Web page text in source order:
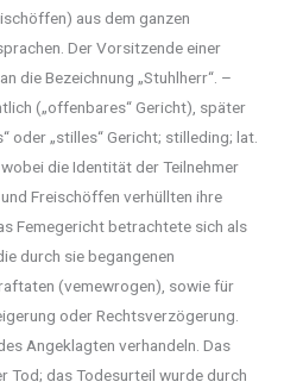
aus dem ganzen
Der Vorsitzende einer
die Bezeichnung „Stuhlherr“. –
(„offenbares“ Gericht), später
oder „stilles“ Gericht; stilleding; lat.
die Identität der Teilnehmer
Freischöffen verhüllten ihre
Femegericht betrachtete sich als
durch sie begangenen
(vemewrogen), sowie für
oder Rechtsverzögerung.
Angeklagten verhandeln. Das
Tod; das Todesurteil wurde durch